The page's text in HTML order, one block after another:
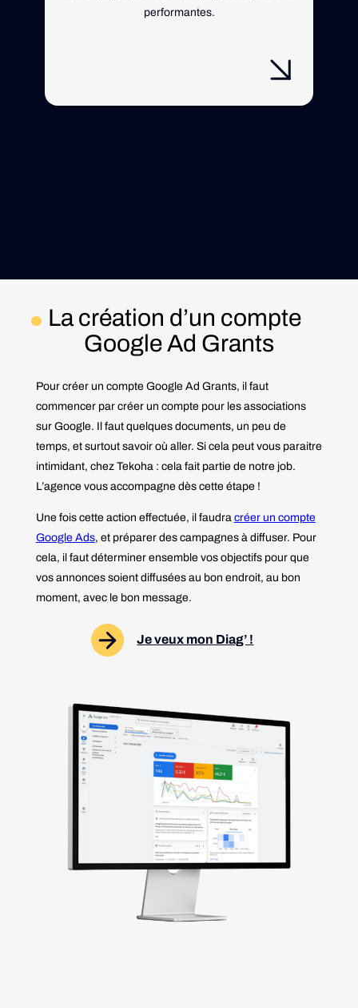
performantes.
La création d’un compte
Google Ad Grants
Pour créer un compte Google Ad Grants, il faut
commencer par créer un compte pour les associations
sur Google. Il faut quelques documents, un peu de
temps, et surtout savoir où aller. Si cela peut vous paraitre
intimidant, chez Tekoha : cela fait partie de notre job.
L’agence vous accompagne dès cette étape !
Une fois cette action effectuée, il faudra créer un compte
Google Ads, et préparer des campagnes à diffuser. Pour
cela, il faut déterminer ensemble vos objectifs pour que
vos annonces soient diffusées au bon endroit, au bon
moment, avec le bon message.
Je veux mon Diag’ !